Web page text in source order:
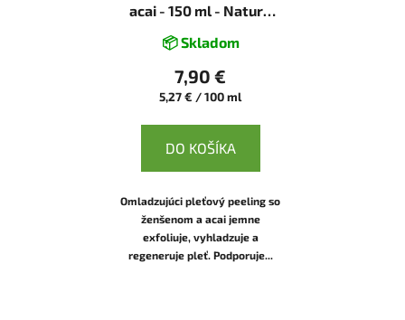
acai - 150 ml - Natura
📦 Skladom
7,90 €
Jednotková
5,27 € / 100 ml
DO KOŠÍKA
Omladzujúci pleťový peeling so
ženšenom a acai jemne
exfoliuje, vyhladzuje a
regeneruje pleť. Podporuje...